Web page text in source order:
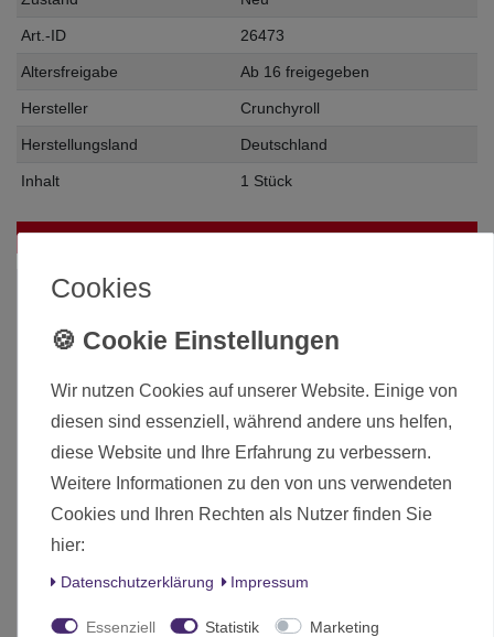
Art.-ID 26473
Altersfreigabe Ab 16 freigegeben
Hersteller Crunchyroll
Herstellungsland Deutschland
Inhalt 1 Stück
Das passt zu diesem Produkt:
Cookies
Wir nutzen Cookies auf unserer Website. Einige von
diesen sind essenziell, während andere uns helfen,
diese Website und Ihre Erfahrung zu verbessern.
Weitere Informationen zu den von uns verwendeten
Cookies und Ihren Rechten als Nutzer finden Sie
hier:
Daten­schutz­erklärung Impressum
Essenziell Statistik Marketing